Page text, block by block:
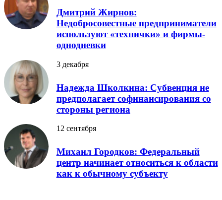
Дмитрий Жирнов:
Недобросовестные предприниматели
используют «технички» и фирмы-
однодневки
3 декабря
Надежда Школкина: Субвенция не
предполагает софинансирования со
стороны региона
12 сентября
Михаил Городков: Федеральный
центр начинает относиться к области
как к обычному субъекту